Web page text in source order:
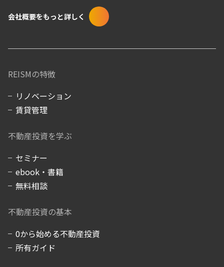
会社概要をもっと詳しく
REISMの特徴
リノベーション
賃貸管理
不動産投資を学ぶ
セミナー
ebook・書籍
無料相談
不動産投資の基本
0から始める不動産投資
所有ガイド